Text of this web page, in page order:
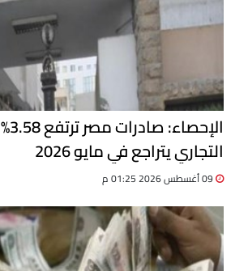
التجاري يتراجع في مايو 2026